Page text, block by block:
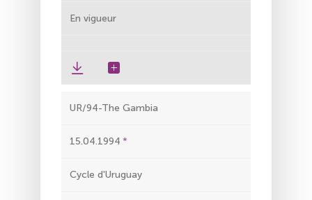
En vigueur
UR/94-The Gambia
15.04.1994
Cycle d'Uruguay